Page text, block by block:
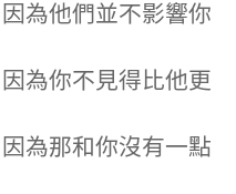
為他們並不影響你
為你不見得比他更
為那和你沒有一點